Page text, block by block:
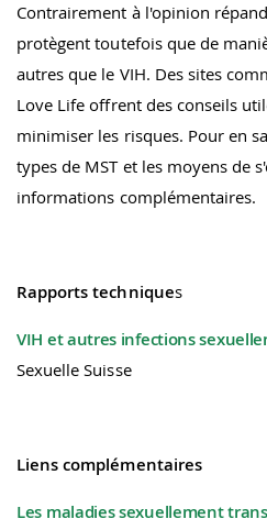
Contrairement à l'opinion
protègent toutefois que de
autres que le VIH. Des sites
Love Life offrent des conseils
minimiser les risques. Pour en
types de MST et les moyens de
informations complémentaires.
Rapports techniques
VIH et autres infections
Sexuelle Suisse
Liens complémentaires
Les maladies sexuellement